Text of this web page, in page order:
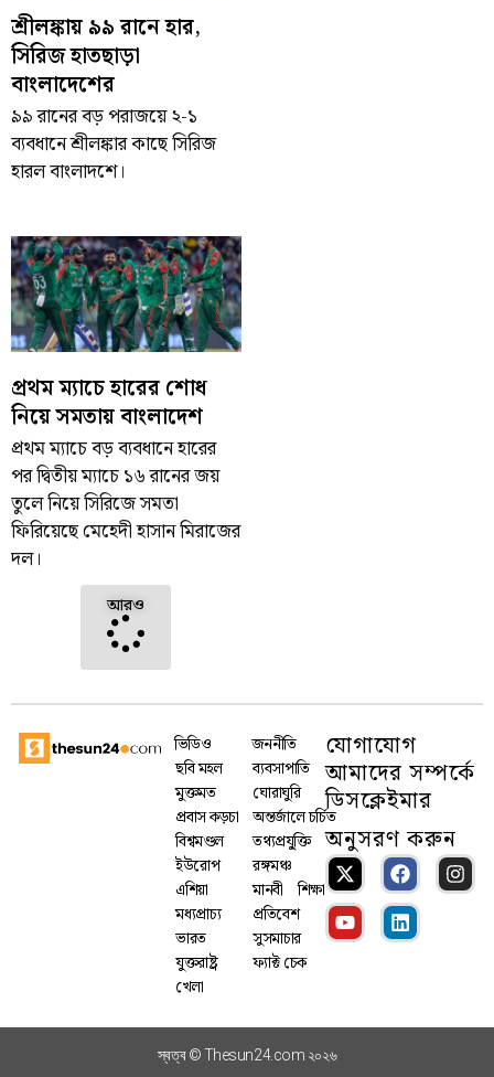
শ্রীলঙ্কায় ৯৯ রানে হার,
সিরিজ হাতছাড়া
বাংলাদেশের
৯৯ রানের বড় পরাজয়ে ২-১
ব্যবধানে শ্রীলঙ্কার কাছে সিরিজ
হারল বাংলাদশে।
প্রথম ম্যাচে হারের শোধ
নিয়ে সমতায় বাংলাদেশ
প্রথম ম্যাচে বড় ব্যবধানে হারের
পর দ্বিতীয় ম্যাচে ১৬ রানের জয়
তুলে নিয়ে সিরিজে সমতা
ফিরিয়েছে মেহেদী হাসান মিরাজের
দল।
আরও
ভিডিও
ছবি মহল
মুক্তমত
প্রবাস কড়চা
বিশ্বমণ্ডল
ইউরোপ
এশিয়া
মধ্যপ্রাচ্য
ভারত
যুক্তরাষ্ট্র
খেলা
জননীতি
ব্যবসাপাতি
ঘোরাঘুরি
অন্তর্জালে চর্চিত
তথ্যপ্রযু্ক্তি
রঙ্গমঞ্চ
মানবী
শিক্ষা
প্রতিবেশ
সুসমাচার
ফ্যাক্ট চেক
যোগাযোগ
আমাদের সম্পর্কে
ডিসক্লেইমার
অনুসরণ করুন
স্বত্ব © Thesun24.com ২০২৬